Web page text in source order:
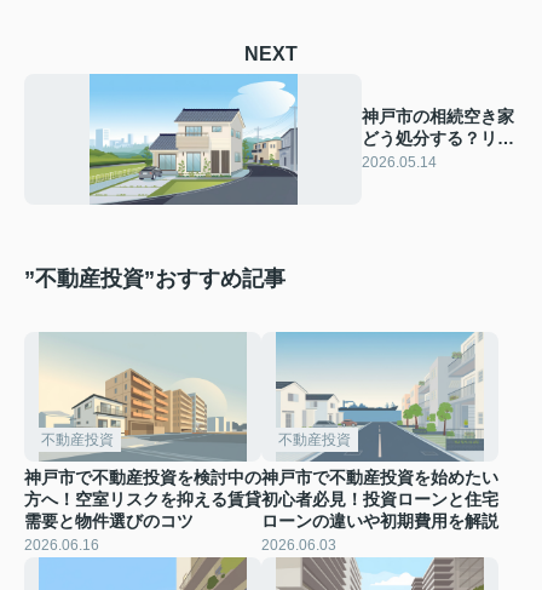
NEXT
神戸市の相続空き家
どう処分する？リス
クと対策を不動産の
2026.05.14
”不動産投資”おすすめ記事
不動産投資
神戸市で不動産投資を検討中の
方へ！空室リスクを抑える賃貸
需要と物件選びのコツ
2026.06.16
不動産投資
神戸市で不動産投資を始めたい
初心者必見！投資ローンと住宅
ローンの違いや初期費用を解説
2026.06.03